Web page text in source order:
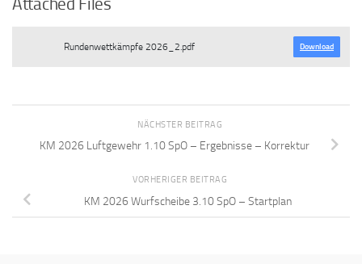
Rundenwettkämpfe 2026_2.pdf Download
NÄCHSTER BEITRAG
KM 2026 Luftgewehr 1.10 SpO – Ergebnisse – Korrektur
VORHERIGER BEITRAG
KM 2026 Wurfscheibe 3.10 SpO – Startplan